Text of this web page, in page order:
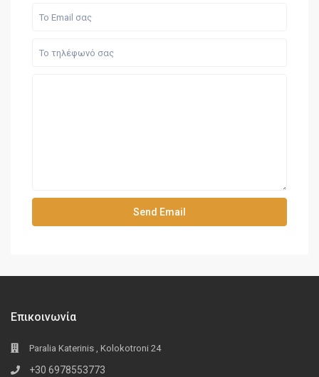
Επικοινωνία
Paralia Katerinis , Kolokotroni 24
+30 6978553773